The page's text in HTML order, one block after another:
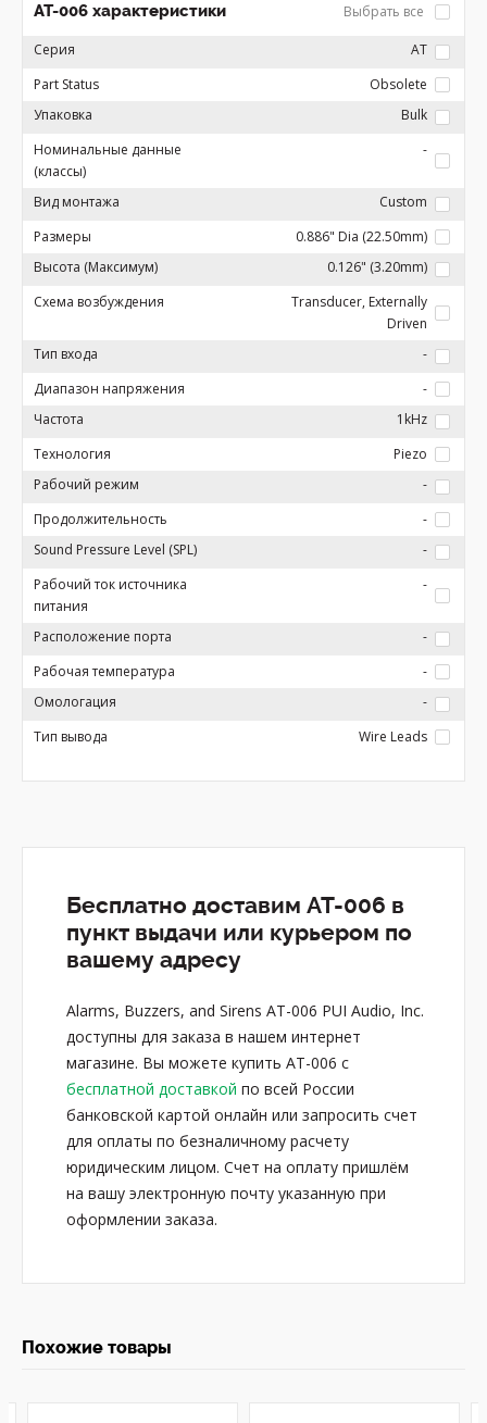
AT-006 характеристики Выбрать все
Серия
AT
Part Status
Obsolete
Упаковка
Bulk
Номинальные данные
(классы)
-
Вид монтажа
Custom
Размеры
0.886" Dia (22.50mm)
Высота (Максимум)
0.126" (3.20mm)
Схема возбуждения
Transducer, Externally
Driven
Тип входа
-
Диапазон напряжения
-
Частота
1kHz
Технология
Piezo
Рабочий режим
-
Продолжительность
-
Sound Pressure Level (SPL)
-
Рабочий ток источника
питания
-
Расположение порта
-
Рабочая температура
-
Омологация
-
Тип вывода
Wire Leads
Бесплатно доставим AT-006 в
пункт выдачи или курьером по
вашему адресу
Alarms, Buzzers, and Sirens AT-006 PUI Audio, Inc.
доступны для заказа в нашем интернет
магазине. Вы можете купить AT-006 с
бесплатной доставкой по всей России
банковской картой онлайн или запросить счет
для оплаты по безналичному расчету
юридическим лицом. Счет на оплату пришлём
на вашу электронную почту указанную при
оформлении заказа.
Похожие товары